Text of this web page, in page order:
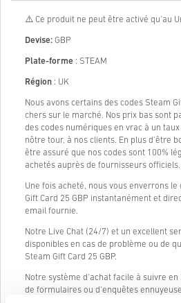
⚠️ Ce produit ne peut être activé qu'au
Devise: GBP
Plate-forme : STEAM
Région : UK
Nous avons certains des codes Steam
chers sur le marché. Nos prix bas sont
des codes numériques en vrac à un
nôtre tour, à nos clients. En plus d'être
être assuré que nos codes sont 100%
achetés auprès de fournisseurs officiels.
Une fois acheté, nous vous enverrons
Gift Card 25 GBP instantanément et
email fournie.
Notre Live Chat (24/7) et un excellent
disponibles en cas de problème ou de
Steam Gift Card 25 GBP.
Notre système d'achat facile à suivre
de formulaires ou d'enquêtes